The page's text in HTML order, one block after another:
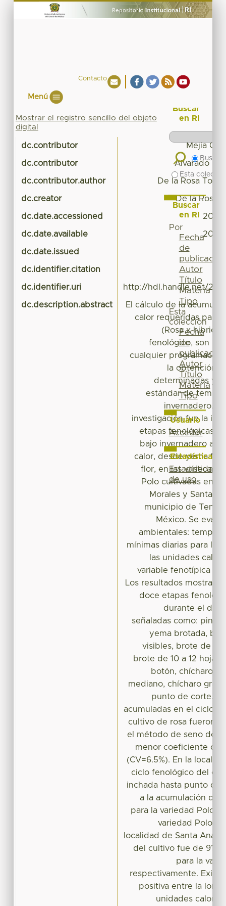
Contacto
Menú
Mostrar el registro sencillo del objeto
digital
dc.contributor Mejía
dc.contributor Alvarado
dc.contributor.author De la Rosa
dc.creator De la Rosa
dc.date.accessioned
dc.date.available
dc.date.issued
dc.identifier.citation
dc.identifier.uri http://hdl.handle.net/
dc.description.abstract
El cálculo de la
calor requeridas para
(Rosa x
fenológico, son
cualquier
la obtención
determinadas y
estándar de
invernadero.
investigación fue la
etapas fenológicas
bajo invernadero a
calor, desde yema
flor, en las
Polo cultivadas en
Morales y Santa
municipio de
México. Se
ambientales:
mínimas diarias para la
las unidades calor
variable fenotípica
Los resultados
doce etapas
durante el
señaladas como:
yema brotada,
visibles, brote de 6
brote de 10 a 12 hojas
botón, chícharo
mediano, chícharo
punto de corte.
acumuladas en el ciclo
cultivo de rosa fueron
el método de seno
menor coeficiente de
(CV=6.5%). En la
ciclo fenológico del
inchada hasta punto de
a la acumulación que
para la variedad Polo y
variedad Polo;
localidad de Santa Ana
del cultivo fue de
para la
respectivamente.
positiva entre la
unidades calor
Buscar
en RI
Buscar
Esta
Buscar
en RI
Por
Fecha
de
publicación
Autor
Título
Materia
Tipo
Esta
colección
Fecha
de
publicación
Autor
Título
Materia
Tipo
Usuario
Acceder
Estadísticas
Estadísticas
de uso